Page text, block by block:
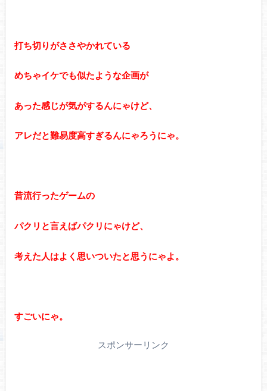
打ち切りがささやかれている
めちゃイケでも似たような企画が
あった感じが気がするんにゃけど、
アレだと難易度高すぎるんにゃろうにゃ。
昔流行ったゲームの
パクリと言えばパクリにゃけど、
考えた人はよく思いついたと思うにゃよ。
すごいにゃ。
スポンサーリンク